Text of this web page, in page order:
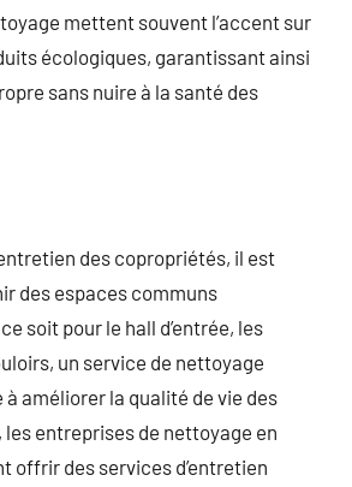
mettent souvent l’accent sur
écologiques, garantissant ainsi
sans nuire à la santé des
des copropriétés, il est
des espaces communs
soit pour le hall d’entrée, les
un service de nettoyage
améliorer la qualité de vie des
les entreprises de nettoyage en
offrir des services d’entretien